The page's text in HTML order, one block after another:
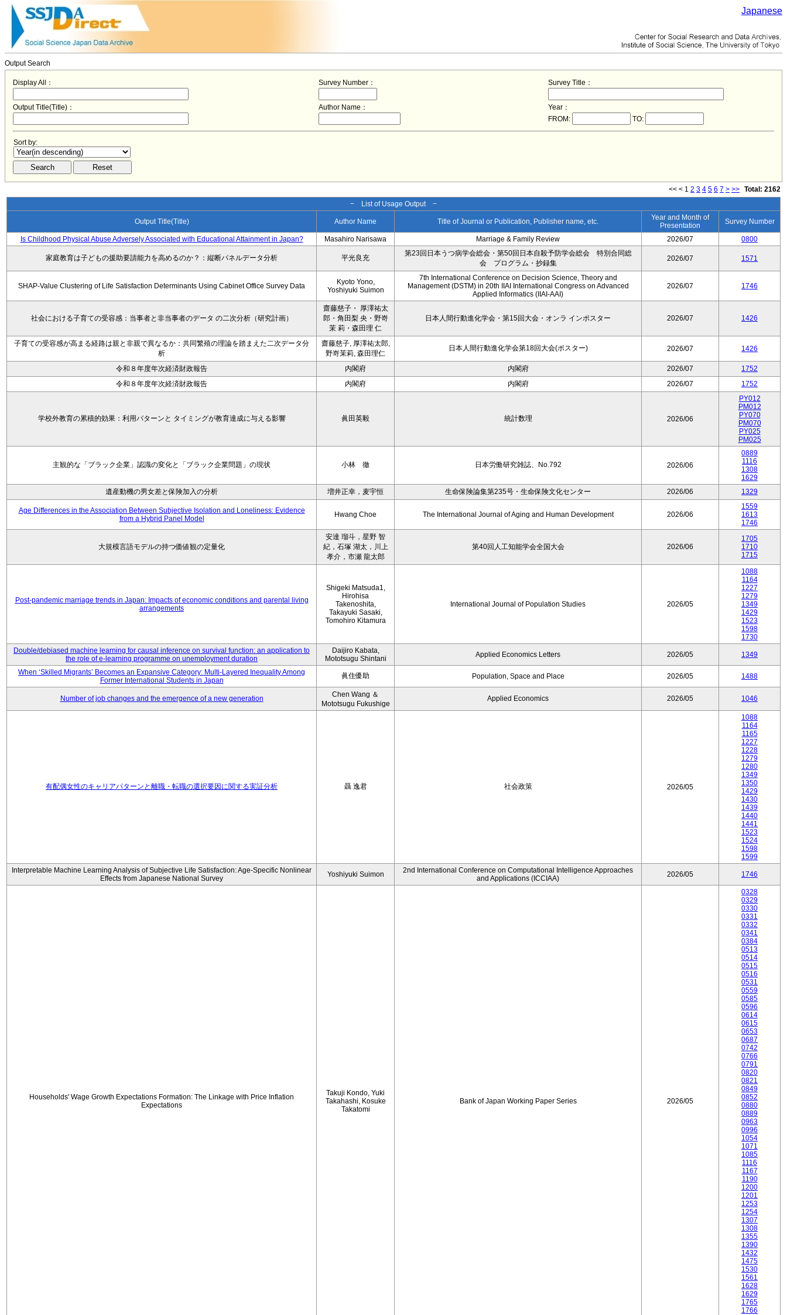
Japanese
Output Search
Display All： Survey Number： Survey Title：
Output Title(Title)： Author Name：
Year：
FROM:
TO:
Sort by:
<< < 1 2 3 4 5 6 7 > >> Total: 2162
− List of Usage Output −
Output Title(Title) Author Name Title of Journal or Publication, Publisher name, etc.
Year and Month of
Presentation
Survey Number
Is Childhood Physical Abuse Adversely Associated with Educational Attainment in Japan? Masahiro Narisawa Marriage & Family Review 2026/07 0800
家庭教育は子どもの援助要請能力を高めるのか？：縦断パネルデータ分析 平光良充
第23回日本うつ病学会総会・第50回日本自殺予防学会総会 特別合同総
会 プログラム・抄録集
2026/07 1571
SHAP-Value Clustering of Life Satisfaction Determinants Using Cabinet Office Survey Data
Kyoto Yono,
Yoshiyuki Suimon
7th International Conference on Decision Science, Theory and
Management (DSTM) in 20th IIAI International Congress on Advanced
Applied Informatics (IIAI-AAI)
2026/07 1746
社会における子育ての受容感：当事者と非当事者のデータ の二次分析（研究計画）
齋藤慈子・ 厚澤祐太
郎・角田梨 央・野嵜
茉 莉・森田理 仁
日本人間行動進化学会・第15回大会・オンラ インポスター 2026/07 1426
子育ての受容感が高まる経路は親と非親で異なるか：共同繁殖の理論を踏まえた二次データ分
析
齋藤慈子, 厚澤祐太郎,
野嵜茉莉, 森田理仁
日本人間行動進化学会第18回大会(ポスター) 2026/07 1426
令和８年度年次経済財政報告 内閣府 内閣府 2026/07
1752
令和８年度年次経済財政報告
内閣府 内閣府 2026/07 1752
学校外教育の累積的効果：利用パターンと タイミングが教育達成に与える影響 眞田英毅 統計数理 2026/06
PY012
PM012
PY070
PM070
PY025
PM025
主観的な「ブラック企業」認識の変化と「ブラック企業問題」の現状 小林 徹 日本労働研究雑誌、No.792 2026/06
0889
1116
1308
1629
遺産動機の男女差と保険加入の分析
増井正幸，麦宇恒 生命保険論集第235号・生命保険文化センター 2026/06 1329
Age Differences in the Association Between Subjective Isolation and Loneliness: Evidence
from a Hybrid Panel Model
Hwang Choe The International Journal of Aging and Human Development 2026/06
1559
1613
1746
大規模言語モデルの持つ価値観の定量化
安達 瑠斗，星野 智
紀，石塚 湖太，川上
孝介，市瀬 龍太郎
第40回人工知能学会全国大会 2026/06
1705
1710
1715
Post-pandemic marriage trends in Japan: Impacts of economic conditions and parental living
arrangements
Shigeki Matsuda1,
Hirohisa
Takenoshita,
Takayuki Sasaki,
Tomohiro Kitamura
International Journal of Population Studies 2026/05
1088
1164
1227
1279
1349
1429
1523
1598
1730
Double/debiased machine learning for causal inference on survival function: an application to
the role of e-learning programme on unemployment duration
Daijiro Kabata,
Mototsugu Shintani
Applied Economics Letters 2026/05 1349
When ‘Skilled Migrants’ Becomes an Expansive Category: Multi-Layered Inequality Among
Former International Students in Japan
眞住優助 Population, Space and Place 2026/05 1488
Number of job changes and the emergence of a new generation
Chen Wang ＆
Mototsugu Fukushige
Applied Economics 2026/05 1046
有配偶女性のキャリアパターンと離職・転職の選択要因に関する実証分析 聶 逸君 社会政策 2026/05
1088
1164
1165
1227
1228
1279
1280
1349
1350
1429
1430
1439
1440
1441
1523
1524
1598
1599
Interpretable Machine Learning Analysis of Subjective Life Satisfaction: Age-Specific Nonlinear
Effects from Japanese National Survey
Yoshiyuki Suimon
2nd International Conference on Computational Intelligence Approaches
and Applications (ICCIAA)
2026/05 1746
Households' Wage Growth Expectations Formation: The Linkage with Price Inflation
Expectations
Takuji Kondo, Yuki
Takahashi, Kosuke
Takatomi
Bank of Japan Working Paper Series 2026/05
0328
0329
0330
0331
0332
0341
0384
0513
0514
0515
0516
0531
0559
0585
0596
0614
0615
0653
0687
0742
0766
0791
0820
0821
0849
0852
0880
0889
0963
0996
1054
1071
1085
1116
1167
1190
1200
1201
1253
1254
1307
1308
1355
1390
1432
1475
1530
1561
1628
1629
1765
1766